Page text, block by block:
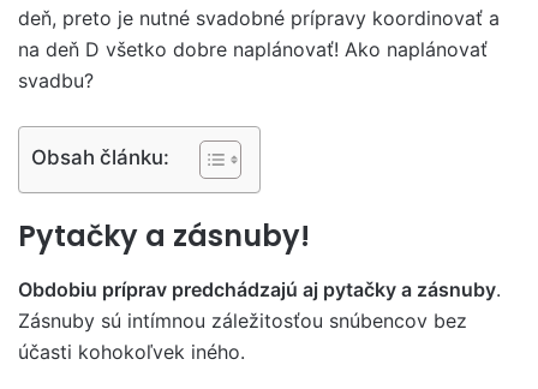
deň, preto je nutné svadobné prípravy koordinovať a
na deň D všetko dobre naplánovať! Ako naplánovať
svadbu?
Obsah článku:
Pytačky a zásnuby!
Obdobiu príprav predchádzajú aj pytačky a zásnuby.
Zásnuby sú intímnou záležitosťou snúbencov bez
účasti kohokoľvek iného.